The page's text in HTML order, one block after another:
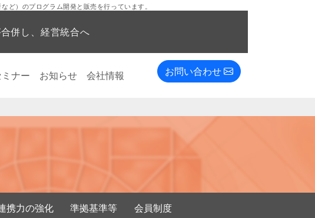
ど）のプログラム開発と販売を行っています。
併し、経営統合へ
ナー お知らせ 会社情報 お問い合わせ
携力の強化 準拠基準等 会員制度